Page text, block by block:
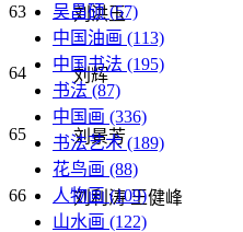
63 刘洪玉
64 刘辉
65 刘景芳
66 刘利涛 王健峰
吴昌硕(57)
中国油画 (113)
中国书法 (195)
书法 (87)
中国画 (336)
书法艺术(189)
花鸟画 (88)
人物画(109)
山水画 (122)